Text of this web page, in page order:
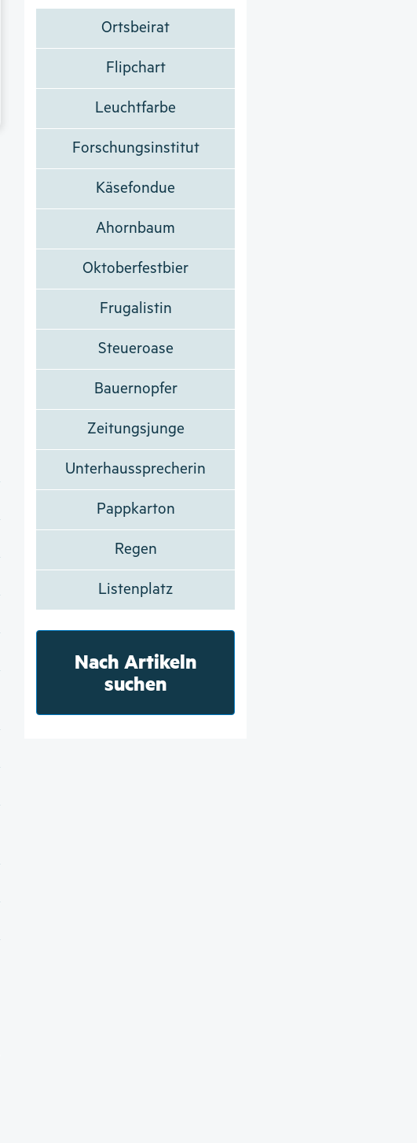
Ortsbeirat
Flipchart
Leuchtfarbe
Forschungsinstitut
Käsefondue
Ahornbaum
Oktoberfestbier
Frugalistin
Steueroase
Bauernopfer
Zeitungsjunge
Unterhaussprecherin
Pappkarton
Regen
Listenplatz
Nach Artikeln
suchen